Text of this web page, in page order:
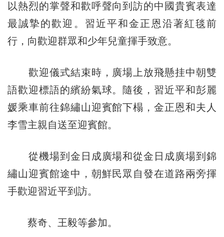
以熱烈的掌聲和歡呼聲向到訪的中國貴賓表達
最誠摯的歡迎。習近平和金正恩沿著紅毯前
行，向歡迎群眾和少年兒童揮手致意。
歡迎儀式結束時，廣場上放飛懸挂中朝雙
語歡迎標語的繽紛氣球。隨後，習近平和彭麗
媛乘車前往錦繡山迎賓館下榻，金正恩和夫人
李雪主親自送至迎賓館。
從機場到金日成廣場和從金日成廣場到錦
繡山迎賓館途中，朝鮮民眾自發在道路兩旁揮
手歡迎習近平到訪。
蔡奇、王毅等參加。